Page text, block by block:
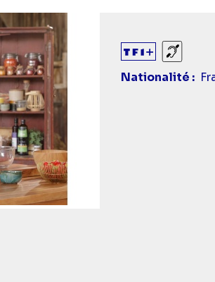
Sourds
Nationalité